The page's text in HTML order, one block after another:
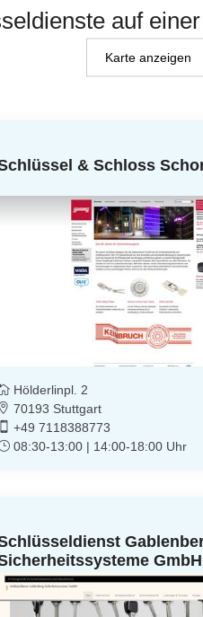
auf
Karte anzeigen
& Schloss
Hölderlinpl. 2
70193 Stuttgart
+49 7118388773
08:30-13:00 | 14:00-18:00 Uhr
GmbH